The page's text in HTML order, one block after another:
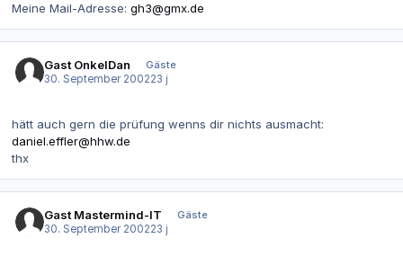
Meine Mail-Adresse: gh3@gmx.de
Gast OnkelDan
Gäste
30. September 200223 j
hätt auch gern die prüfung wenns dir nichts ausmacht:
daniel.effler@hhw.de
thx
Gast Mastermind-IT
Gäste
30. September 200223 j